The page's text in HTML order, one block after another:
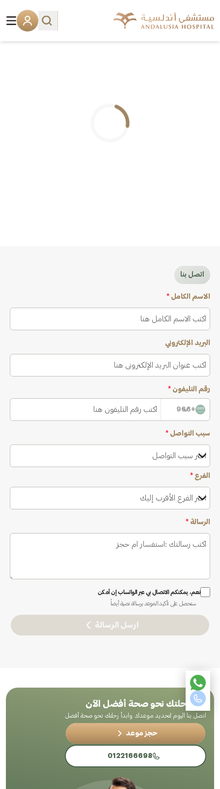
اتصل بنا
الاسم الكامل *
البريد الإلكتروني
رقم التليفون *
+966
سبب التواصل *
اختر سبب التواصل
الفرع *
اختر الفرع الأقرب إليك
الرسالة *
نعم، يمكنكم الاتصال بي عبر الواتساب إن أمكن
ستحصل على تأكيد الموعد برسالة نصية أيضاً
ارسل الرسالة
ابدأ رحلتك نحو صحة أفضل الآن
اتصل بنا اليوم لتحديد موعدك وابدأ رحلتك نحو صحة أفضل
حجز موعد
0122166698